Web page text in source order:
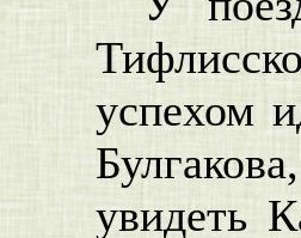
успехом
увидеть